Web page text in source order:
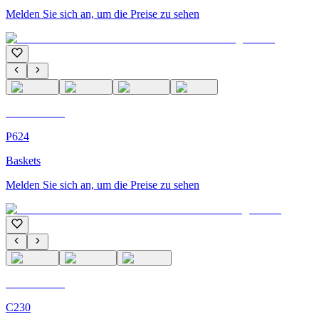
Melden Sie sich an, um die Preise zu sehen
P624
Baskets
Melden Sie sich an, um die Preise zu sehen
C230